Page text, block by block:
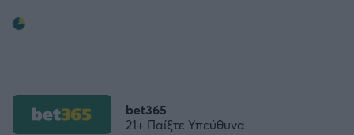
bet365
21+ Παίξτε Υπεύθυνα